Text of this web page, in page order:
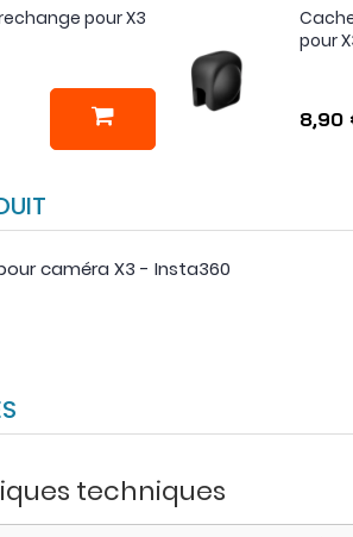
pour X3
pour
8,90
caméra X3 - Insta360
techniques